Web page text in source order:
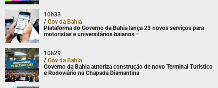
10h33
/ Gov da Bahia
Plataforma do Governo da Bahia lança 23 novos serviços para
motoristas e universitários baianos –
10h29
/ Gov da Bahia
Governo da Bahia autoriza construção de novo Terminal Turístico
e Rodoviário na Chapada Diamantina